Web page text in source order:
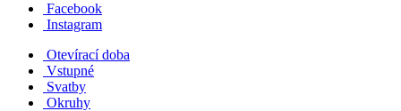
Facebook
Instagram
Otevírací doba
Vstupné
Svatby
Okruhy